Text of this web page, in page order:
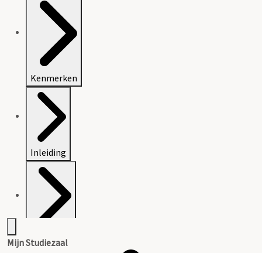
Kenmerken
Inleiding
Mijn Studiezaal